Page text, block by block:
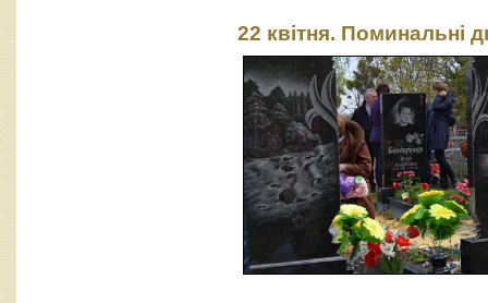
22 квітня. Поминальні